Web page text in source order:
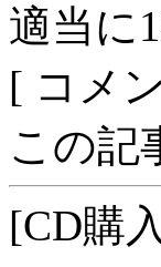
適当に
[ コメ
この記
[CD購